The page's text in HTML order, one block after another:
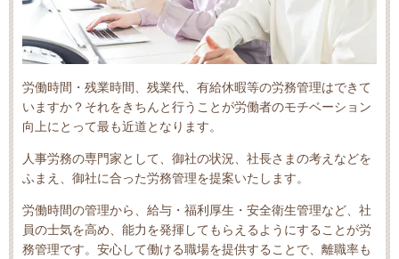
労働時間・残業時間、残業代、有給休暇等の労務管理はできて
いますか？それをきちんと行うことが労働者のモチベーション
向上にとって最も近道となります。
人事労務の専門家として、御社の状況、社長さまの考えなどを
ふまえ、御社に合った労務管理を提案いたします。
労働時間の管理から、給与・福利厚生・安全衛生管理など、社
員の士気を高め、能力を発揮してもらえるようにすることが労
務管理です。安心して働ける職場を提供することで、離職率も